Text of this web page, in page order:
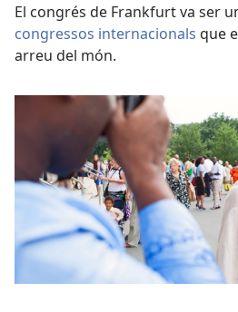
El congrés de Frankfurt va ser
congressos internacionals que
arreu del món.